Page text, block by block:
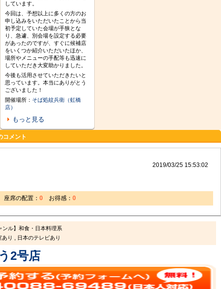
しています。
今回は、予想以上に多くの方のお
申し込みをいただいたことから当
初予定していた会場が手狭とな
り、急遽、別会場を設定する必要
があったのですが、すぐに候補店
をいくつか紹介いただいたほか、
場所やメニューの手配等も迅速に
していただき大変助かりました。
今後も活用させていただきたいと
思っています。本当にありがとう
ございました！
開催場所： そば処紋兵衛（虹橋
店）
もっと見る
コメント
2019/03/25 15:53:02
席の配置： 0 お得感： 0
ンル】和食・日本料理系
り , 日本のテレビあり
2号店